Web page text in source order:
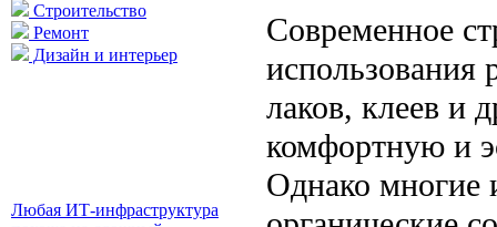
Строительство
Ремонт
Дизайн и интерьер
Любая ИТ-инфраструктура
Современное
использования
лаков, клеев и
комфортную и
Однако многие